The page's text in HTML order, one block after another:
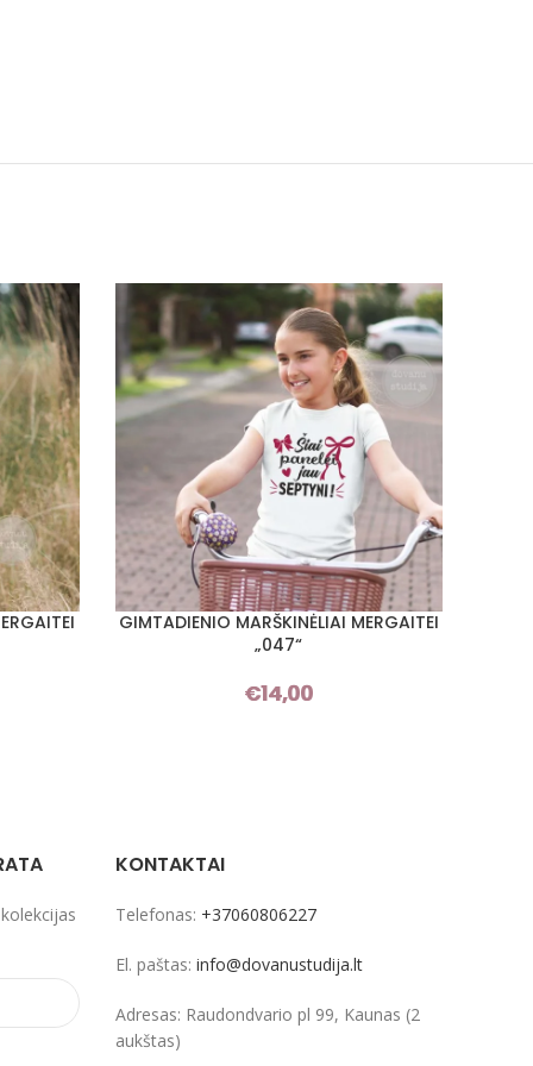
PASIRINKTI SAVYBES
GIMTADIENIO MARŠKINĖLIAI MERGAITEI
„047“
€14,00
KONTAKTAI
Telefonas: +37060806227
El. paštas: info@dovanustudija.lt
Adresas: Raudondvario pl 99, Kaunas (2
aukštas)